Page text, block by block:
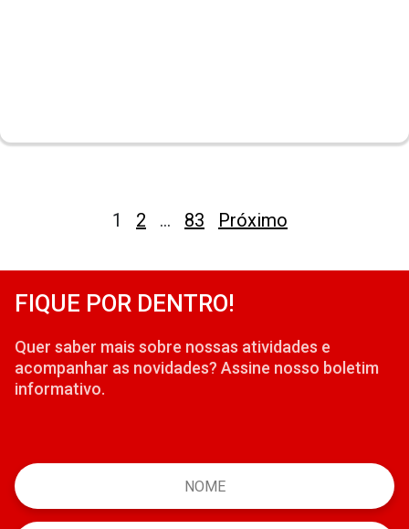
Paginação
posts
1 2 … 83 Próximo
FIQUE POR DENTRO!
Quer saber mais sobre nossas atividades e
acompanhar as novidades? Assine nosso boletim
informativo.